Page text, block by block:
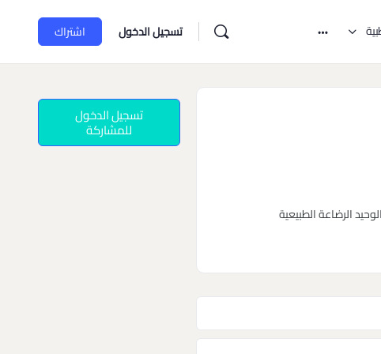
تسجيل الدخول اشتراك
الرضاعة الطبيعية
تسجيل الدخول
للمشاركة